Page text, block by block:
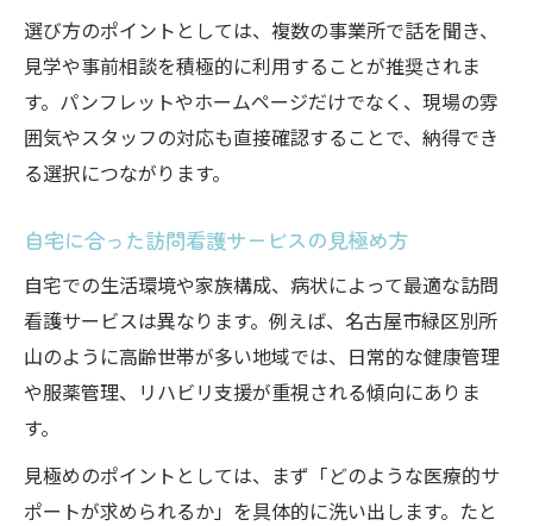
選び方のポイントとしては、複数の事業所で話を聞き、
見学や事前相談を積極的に利用することが推奨されま
す。パンフレットやホームページだけでなく、現場の雰
囲気やスタッフの対応も直接確認することで、納得でき
る選択につながります。
自宅に合った訪問看護サービスの見極め方
自宅での生活環境や家族構成、病状によって最適な訪問
看護サービスは異なります。例えば、名古屋市緑区別所
山のように高齢世帯が多い地域では、日常的な健康管理
や服薬管理、リハビリ支援が重視される傾向にありま
す。
見極めのポイントとしては、まず「どのような医療的サ
ポートが求められるか」を具体的に洗い出します。たと